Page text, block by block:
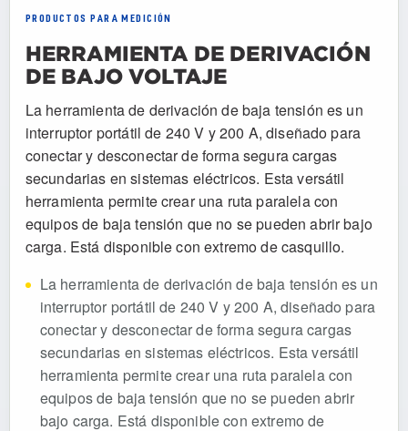
PRODUCTOS PARA MEDICIÓN
HERRAMIENTA DE DERIVACIÓN
DE BAJO VOLTAJE
La herramienta de derivación de baja tensión es un
interruptor portátil de 240 V y 200 A, diseñado para
conectar y desconectar de forma segura cargas
secundarias en sistemas eléctricos. Esta versátil
herramienta permite crear una ruta paralela con
equipos de baja tensión que no se pueden abrir bajo
carga. Está disponible con extremo de casquillo.
La herramienta de derivación de baja tensión es un
interruptor portátil de 240 V y 200 A, diseñado para
conectar y desconectar de forma segura cargas
secundarias en sistemas eléctricos. Esta versátil
herramienta permite crear una ruta paralela con
equipos de baja tensión que no se pueden abrir
bajo carga. Está disponible con extremo de